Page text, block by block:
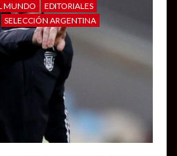
MUNDO
EDITORIALES
SELECCIÓN ARGENTINA